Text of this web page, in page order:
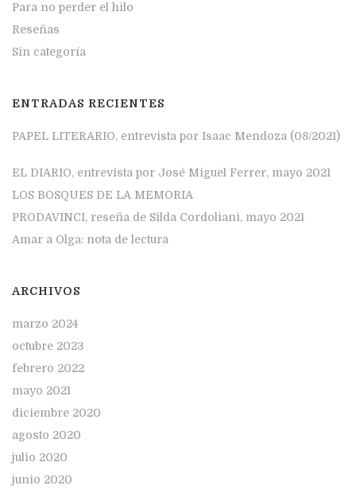
Para no perder el hilo
Reseñas
Sin categoría
ENTRADAS RECIENTES
PAPEL LITERARIO, entrevista por Isaac Mendoza (08/2021)
EL DIARIO, entrevista por José Miguel Ferrer, mayo 2021
LOS BOSQUES DE LA MEMORIA
PRODAVINCI, reseña de Silda Cordoliani, mayo 2021
Amar a Olga: nota de lectura
ARCHIVOS
marzo 2024
octubre 2023
febrero 2022
mayo 2021
diciembre 2020
agosto 2020
julio 2020
junio 2020